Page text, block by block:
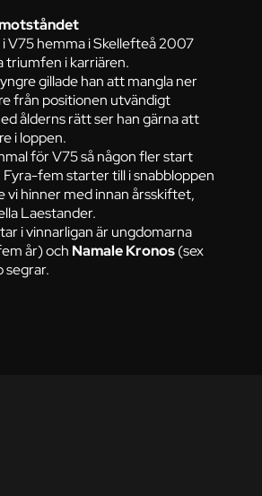
V75 hemma i Skellefteå 2007
triumfen i karriären.
gillade han att mangla ner
från positionen utvändigt
ålderns rätt ser han gärna att
i loppen.
för V75 så någon fler start
fem starter till i snabbloppen
vi hinner med innan årsskiftet,
Laestander.
i vinnarligan är ungdomarna
år) och Namale Kronos(sex
segrar.